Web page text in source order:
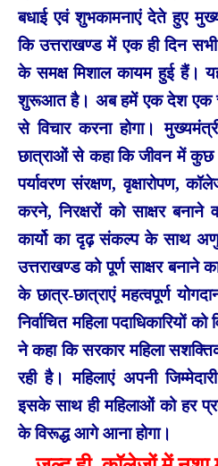
बधाई एवं शुभकामनाएं देते हुए
कि उत्तराखण्ड में एक ही दिन
के समक्ष मिशाल कायम हुई हैं।
शुरूआत है। अब हमें एक देश एक
से विचार करना होगा।
छात्राओं से कहा कि जीवन में कुछ
पर्यावरण संरक्षण, वृक्षारोपण,
करने, निरक्षरों को साक्षर
कार्यो का दृढ़ संकल्प के साथ
उत्तराखण्ड को पूर्ण साक्षर
के छात्र-छात्राएं महत्वपूर्ण
निर्वाचित महिला पदाधिकारियों
ने कहा कि सरकार महिला
रही है। महिलाएं अपनी
इसके साथ ही महिलाओं को हर
के विरूद्ध आगे आना होगा।